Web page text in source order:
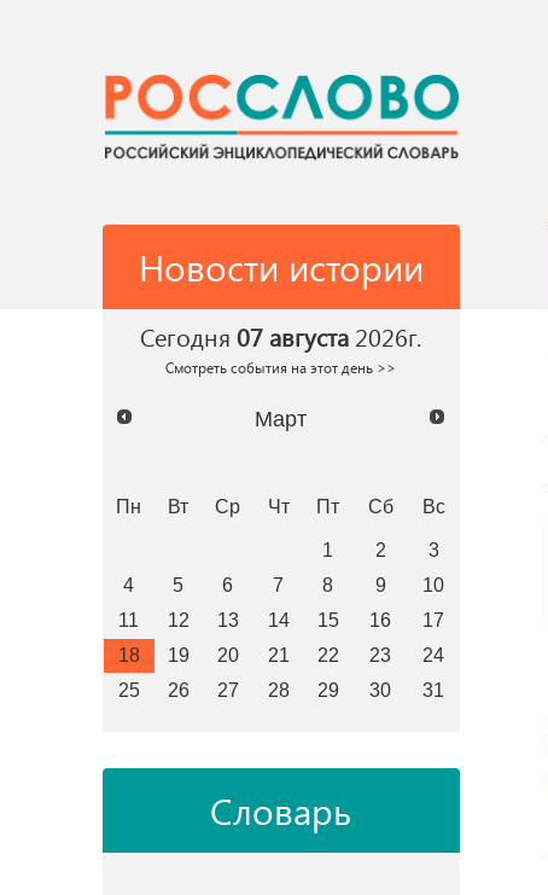
Новости истории
Сегодня 07 августа 2026г.
Смотреть события на этот день >>
Март
Пн Вт Ср Чт Пт Сб Вс
1 2
3
4
5 6 7 8 9
10
11
12 13 14 15 16
17
18
19 20 21 22 23
24
25
26 27 28 29 30 31
Словарь